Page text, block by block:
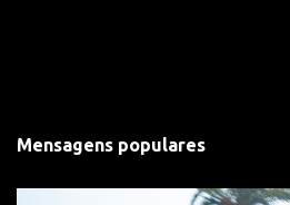
Mensagens populares